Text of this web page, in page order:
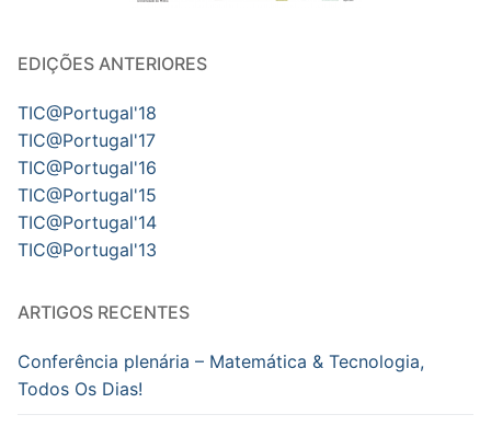
EDIÇÕES ANTERIORES
TIC@Portugal'18
TIC@Portugal'17
TIC@Portugal'16
TIC@Portugal'15
TIC@Portugal'14
TIC@Portugal'13
ARTIGOS RECENTES
Conferência plenária – Matemática & Tecnologia,
Todos Os Dias!